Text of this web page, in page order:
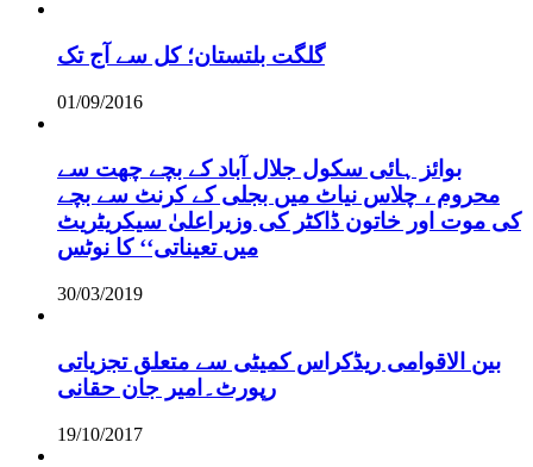
گلگت بلتستان؛ کل سے آج تک
01/09/2016
بوائز ہائی سکول جلال آباد کے بچے چھت سے
محروم ، چلاس نیاٹ میں بجلی کے کرنٹ سے بچے
کی موت اور خاتون ڈاکٹر کی وزیراعلیٰ سیکریٹریٹ
میں تعیناتی‘‘ کا نوٹس
30/03/2019
بین الاقوامی ریڈکراس کمیٹی سے متعلق تجزیاتی
رپورٹ۔امیر جان حقانی
19/10/2017